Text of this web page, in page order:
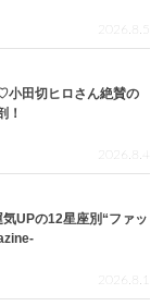
2026.8.5
小田切ヒロさん絶賛の
！
2026.8.4
UPの12星座別“ファッ
2026.8.1